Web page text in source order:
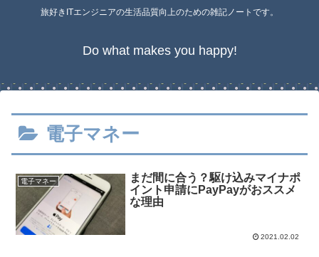
旅好きITエンジニアの生活品質向上のための雑記ノートです。
Do what makes you happy!
電子マネー
電子マネー
まだ間に合う？駆け込みマイナポ
イント申請にPayPayがおススメ
な理由
2021.02.02